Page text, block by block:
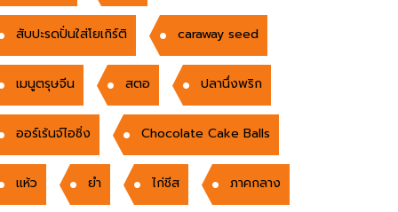
สับปะรดปั่นใส่โยเกิร์ติ caraway seed
เมนูตรุษจีน สตอ ปลานึ่งพริก
ออร์เร้นจ์ไอซิ่ง Chocolate Cake Balls
แห้ว ยำ ไก่ชีส ภาคกลาง